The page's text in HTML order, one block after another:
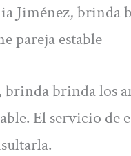
Jiménez, brinda
pareja estable
brinda brinda los
El servicio de